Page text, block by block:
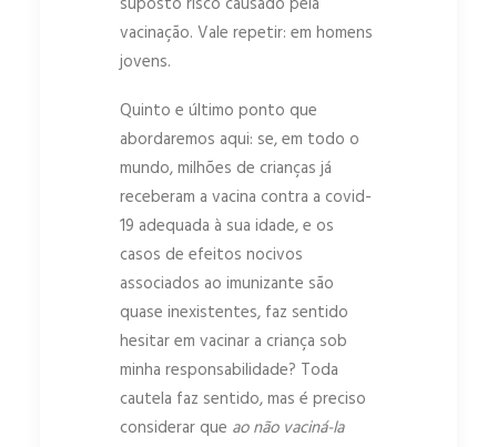
vacinação. Vale repetir: em homens
jovens.
Quinto e último ponto que
abordaremos aqui: se, em todo o
mundo, milhões de crianças já
receberam a vacina contra a covid-
19 adequada à sua idade, e os
casos de efeitos nocivos
associados ao imunizante são
quase inexistentes, faz sentido
hesitar em vacinar a criança sob
minha responsabilidade? Toda
cautela faz sentido, mas é preciso
considerar que ao não vaciná-la